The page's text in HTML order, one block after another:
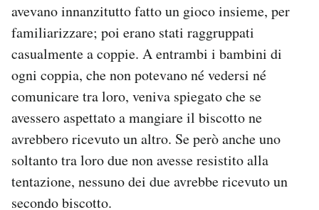
avevano innanzitutto fatto un gioco insieme, per
familiarizzare; poi erano stati raggruppati
casualmente a coppie. A entrambi i bambini di
ogni coppia, che non potevano né vedersi né
comunicare tra loro, veniva spiegato che se
avessero aspettato a mangiare il biscotto ne
avrebbero ricevuto un altro. Se però anche uno
soltanto tra loro due non avesse resistito alla
tentazione, nessuno dei due avrebbe ricevuto un
secondo biscotto.